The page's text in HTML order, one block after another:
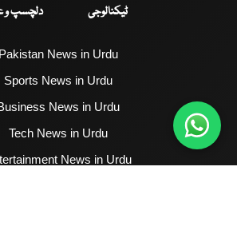
ٹیکنالوجی
دلچسپ
Pakistan News in Urdu
Sports News in Urdu
News in Urdu
Tech News in Urdu
News in Urdu